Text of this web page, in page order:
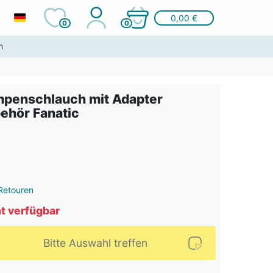
0 0
0,00 €
mit Adapter
Fanatic
verfügbar
Bitte Auswahl treffen